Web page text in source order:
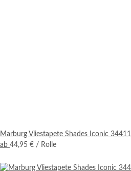
Marburg Vliestapete Shades Iconic 34411
ab 44,95 € / Rolle